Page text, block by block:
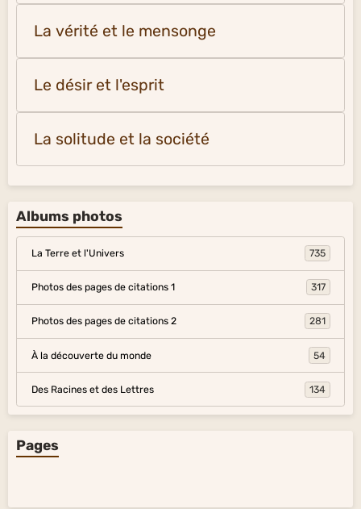
La vérité et le mensonge
Le désir et l'esprit
La solitude et la société
Albums photos
La Terre et l'Univers 735
Photos des pages de citations 1 317
Photos des pages de citations 2 281
À la découverte du monde 54
Des Racines et des Lettres 134
Pages